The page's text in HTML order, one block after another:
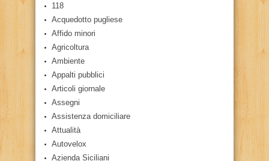
118
Acquedotto pugliese
Affido minori
Agricoltura
Ambiente
Appalti pubblici
Articoli giornale
Assegni
Assistenza domiciliare
Attualità
Autovelox
Azienda Siciliani